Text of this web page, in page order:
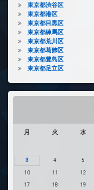
東京都渋谷区
東京都港区
東京都目黒区
東京都練馬区
東京都荒川区
東京都葛飾区
東京都豊島区
東京都足立区
月 火 水
3 4 5
10 11 12
17 18 19